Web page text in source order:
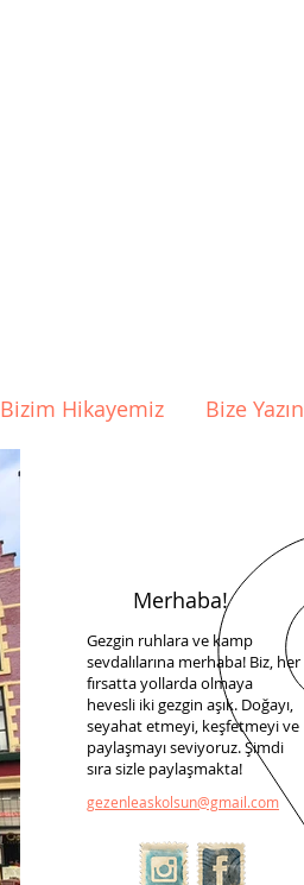
Bizim Hikayemiz Bize Yazın
Merhaba!
Gezgin ruhlara ve kamp
sevdalılarına merhaba! Biz, her
fırsatta yollarda olmaya
hevesli iki gezgin aşık. Doğayı,
seyahat etmeyi, keşfetmeyi ve
paylaşmayı seviyoruz. Şimdi
sıra sizle paylaşmakta!
gezenleaskolsun@gmail.com